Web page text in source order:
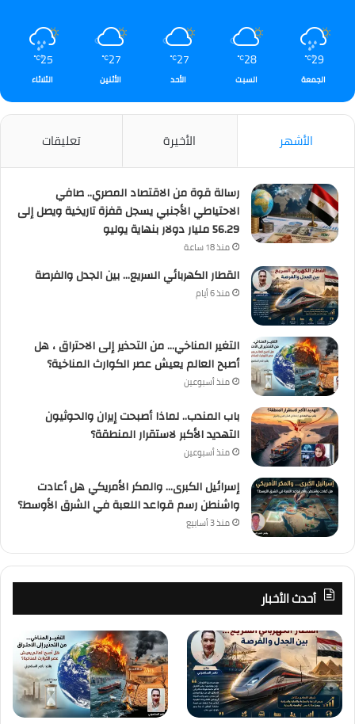
29
℃
الجمعة
28
℃
السبت
27
℃
الأحد
27
℃
الأثنين
25
℃
الثلاثاء
الأشهر الأخيرة تعليقات
رسالة قوة من الاقتصاد المصري.. صافي
الاحتياطي الأجنبي يسجل قفزة تاريخية ويصل إلى
56.29 مليار دولار بنهاية يوليو
منذ 18 ساعة
القطار الكهربائي السريع… بين الجدل والفرصة
منذ 6 أيام
التغير المناخي… من التحذير إلى الاحتراق ، هل
أصبح العالم يعيش عصر الكوارث المناخية؟
منذ أسبوعين
باب المندب.. لماذا أصبحت إيران والحوثيون
التهديد الأكبر لاستقرار المنطقة؟
منذ أسبوعين
إسرائيل الكبرى… والمكر الأمريكي هل أعادت
واشنطن رسم قواعد اللعبة في الشرق الأوسط؟
منذ 3 أسابيع
أحدث الأخبار